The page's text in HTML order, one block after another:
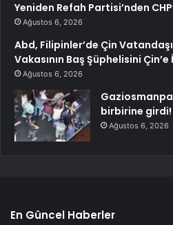
Yeniden Refah Partisi’nden
Ağustos 6, 2026
Abd, Filipinler’de Çin
Vakasının Baş Şüphelisini
Ağustos 6, 2026
birbirine girdi!
Ağustos 6, 2026
En Güncel Haberler